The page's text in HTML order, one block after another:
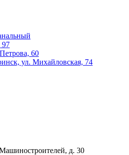
97
60
ул. Михайловская, 74
д. 30